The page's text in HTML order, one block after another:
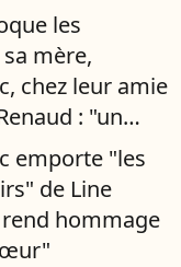
les
mère,
chez leur amie
: "un
fleurs, et de
emporte "les
de Line
rend hommage